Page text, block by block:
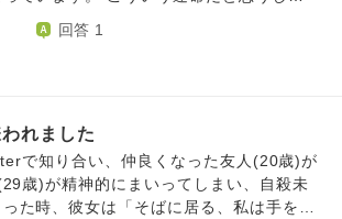
疲れてしまっています。
回答 1
れました
で知り合い、仲良くなった友人(20歳)が
歳)が精神的にまいってしまい、自殺未
た時、彼女は「そばに居る、私は手を離